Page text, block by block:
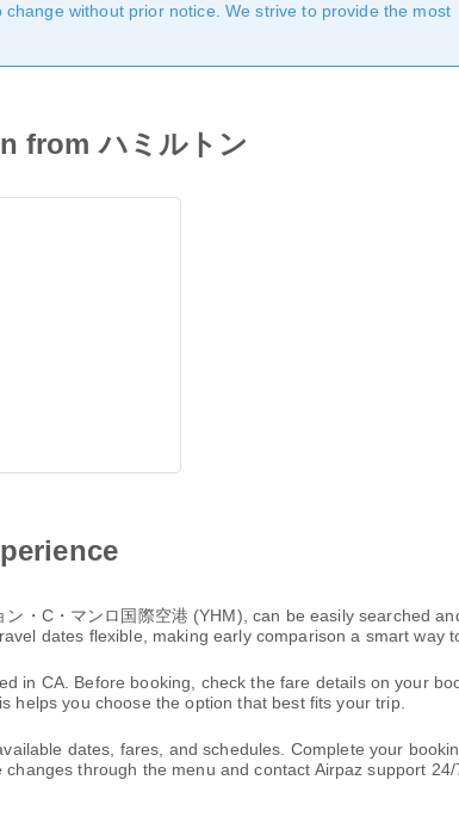
without prior notice. We strive to provide the most
from ハミルトン
・C・マンロ国際空港 (YHM), can be easily searched
dates flexible, making early comparison a smart way
in CA. Before booking, check the fare details on your
helps you choose the option that best fits your trip.
dates, fares, and schedules. Complete your
through the menu and contact Airpaz support